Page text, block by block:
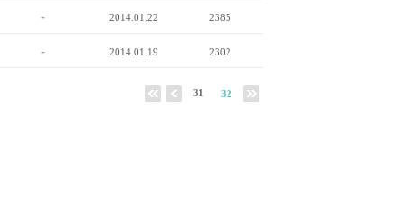
- 2014.01.22 2385
- 2014.01.19 2302
31 32